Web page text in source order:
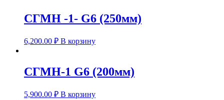
СГМН -1- G6 (250мм)
6,200.00 ₽ В корзину
СГМН-1 G6 (200мм)
5,900.00 ₽ В корзину